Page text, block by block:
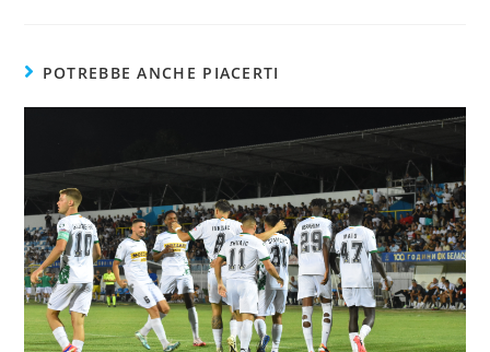
POTREBBE ANCHE PIACERTI